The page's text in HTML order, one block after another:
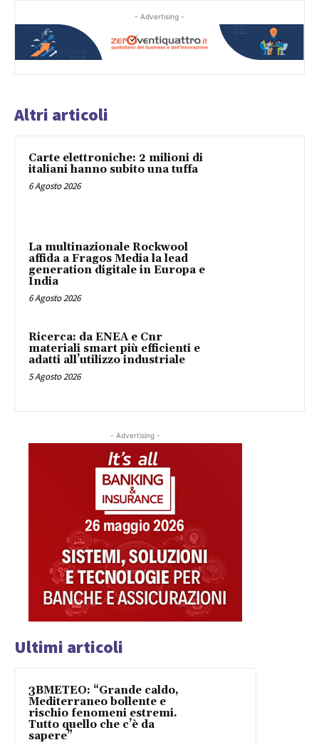
- Advertising -
Altri articoli
Carte elettroniche: 2 milioni di
italiani hanno subito una tuffa
6 Agosto 2026
La multinazionale Rockwool
affida a Fragos Media la lead
generation digitale in Europa e
India
6 Agosto 2026
Ricerca: da ENEA e Cnr
materiali smart più efficienti e
adatti all’utilizzo industriale
5 Agosto 2026
- Advertising -
Ultimi articoli
3BMETEO: “Grande caldo,
Mediterraneo bollente e
rischio fenomeni estremi.
Tutto quello che c’è da
sapere”